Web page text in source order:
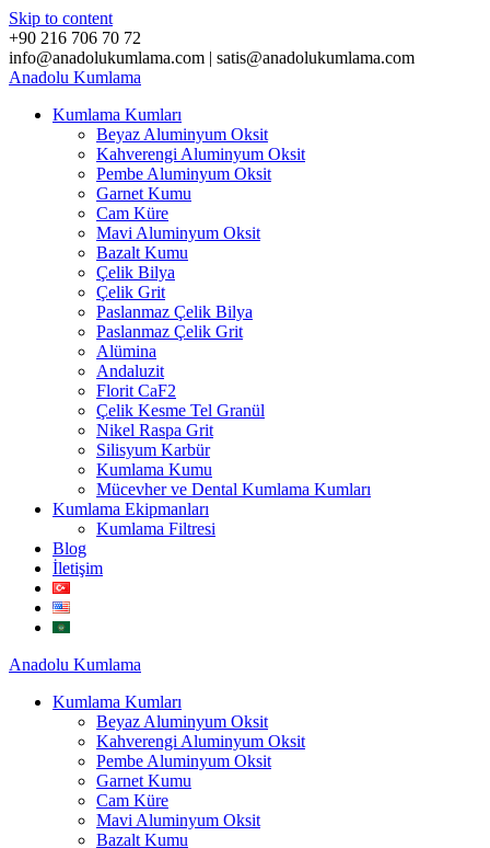
Skip to content
+90 216 706 70 72
info@anadolukumlama.com | satis@anadolukumlama.com
Anadolu Kumlama
Kumlama Kumları
Beyaz Aluminyum Oksit
Kahverengi Aluminyum Oksit
Pembe Aluminyum Oksit
Garnet Kumu
Cam Küre
Mavi Aluminyum Oksit
Bazalt Kumu
Çelik Bilya
Çelik Grit
Paslanmaz Çelik Bilya
Paslanmaz Çelik Grit
Alümina
Andaluzit
Florit CaF2
Çelik Kesme Tel Granül
Nikel Raspa Grit
Silisyum Karbür
Kumlama Kumu
Mücevher ve Dental Kumlama Kumları
Kumlama Ekipmanları
Kumlama Filtresi
Blog
İletişim
Anadolu Kumlama
Kumlama Kumları
Beyaz Aluminyum Oksit
Kahverengi Aluminyum Oksit
Pembe Aluminyum Oksit
Garnet Kumu
Cam Küre
Mavi Aluminyum Oksit
Bazalt Kumu